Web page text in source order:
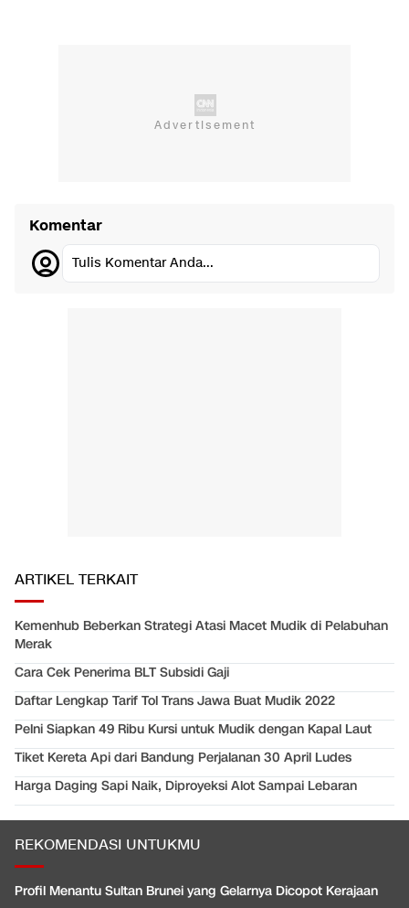
Komentar
Tulis Komentar Anda...
ARTIKEL TERKAIT
Kemenhub Beberkan Strategi Atasi Macet Mudik di Pelabuhan
Merak
Cara Cek Penerima BLT Subsidi Gaji
Daftar Lengkap Tarif Tol Trans Jawa Buat Mudik 2022
Pelni Siapkan 49 Ribu Kursi untuk Mudik dengan Kapal Laut
Tiket Kereta Api dari Bandung Perjalanan 30 April Ludes
Harga Daging Sapi Naik, Diproyeksi Alot Sampai Lebaran
REKOMENDASI UNTUKMU
Profil Menantu Sultan Brunei yang Gelarnya Dicopot Kerajaan